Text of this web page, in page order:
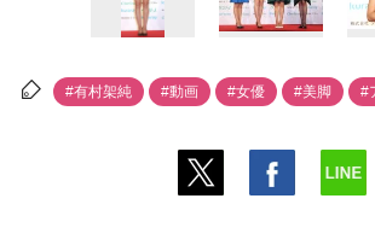
#有村架純 #動画 #女優 #美脚 #